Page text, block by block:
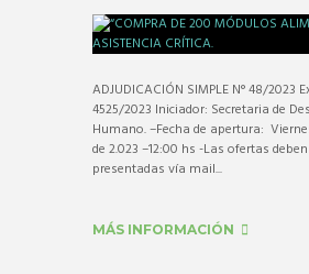
ADJUDICACIÓN SIMPLE N° 48/2023
4525/2023 Iniciador: Secretaria de
Humano. –Fecha de apertura:
de 2.023 –12:00 hs -Las ofertas
presentadas vía mail...
MÁS INFORMACIÓN